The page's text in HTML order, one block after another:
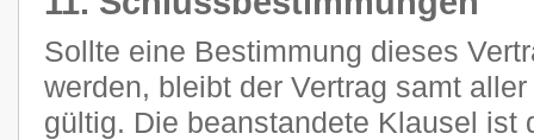
Sollte eine Bestimmung dieses
werden, bleibt der Vertrag samt
gültig. Die beanstandete Klausel ist